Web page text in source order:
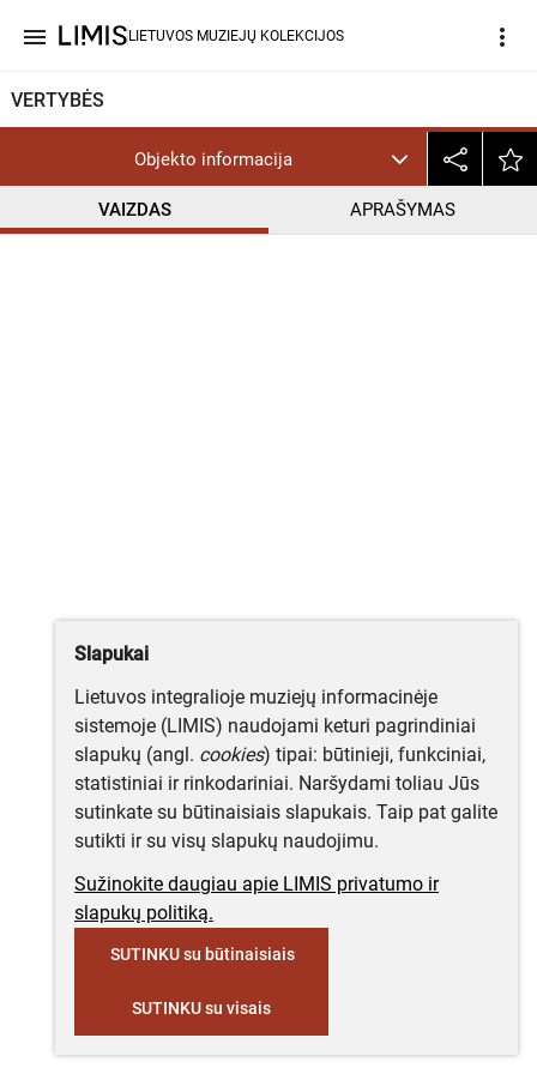
menu LIETUVOS MUZIEJŲ KOLEKCIJOS more_vert
VERTYBĖS
Objekto informacija
VAIZDAS APRAŠYMAS
Slapukai
Lietuvos integralioje muziejų informacinėje
sistemoje (LIMIS) naudojami keturi pagrindiniai
slapukų (angl. cookies) tipai: būtinieji, funkciniai,
statistiniai ir rinkodariniai. Naršydami toliau Jūs
sutinkate su būtinaisiais slapukais. Taip pat galite
sutikti ir su visų slapukų naudojimu.
Sužinokite daugiau apie LIMIS privatumo ir
slapukų politiką.
SUTINKU su būtinaisiais
SUTINKU su visais